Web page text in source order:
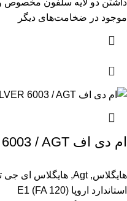
موجود در ضخامت‌های دیگر
ام دی اف HG PORTE SILVER 6003 / AGT
هایگلاس,
Agt
, هایگلاس ای جی
استاندارد اروپا (E1 (FA 120